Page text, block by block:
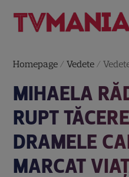
Homepage /Vedete /
MIHAELA
RUPT
DRAMELE
MARCAT